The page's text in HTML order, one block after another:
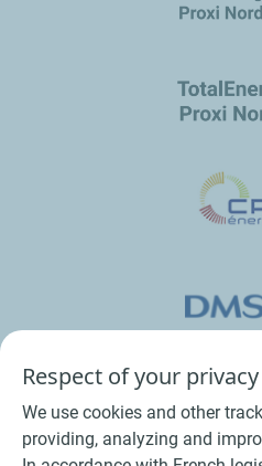
Respect of your privacy
We use cookies and other
providing, analyzing and